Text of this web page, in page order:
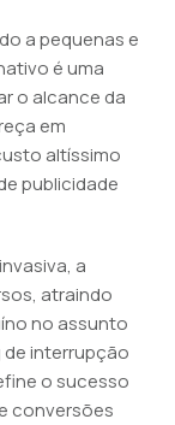
a pequenas e
é uma
o alcance da
em
altíssimo
publicidade
a
atraindo
no assunto
de interrupção
o sucesso
conversões